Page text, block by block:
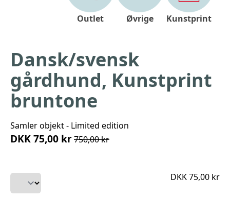
Outlet Øvrige Kunstprint
Dansk/svensk
gårdhund, Kunstprint
bruntone
Samler objekt - Limited edition
DKK 75,00 kr750,00 kr
DKK 75,00 kr